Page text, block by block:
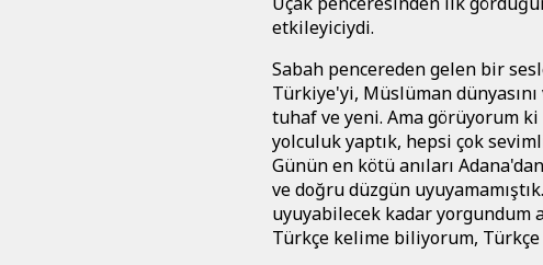
etkileyiciydi.
Sabah pencereden gelen bir
Türkiye'yi, Müslüman
tuhaf ve yeni. Ama görüyorum
yolculuk yaptık, hepsi çok
Günün en kötü anıları
ve doğru düzgün
uyuyabilecek kadar yorgundum
Türkçe kelime biliyorum, Türkçe